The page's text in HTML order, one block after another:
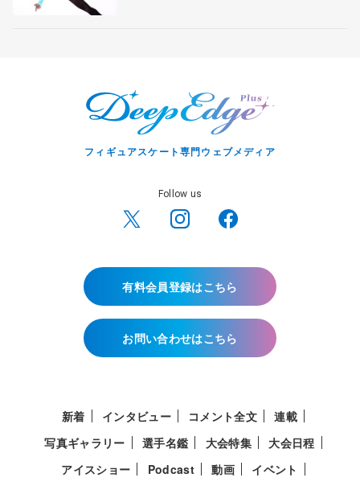
フィギュアスケート専門ウェブメディア
Follow us
有料会員登録はこちら
お問い合わせはこちら
新着 インタビュー コメント全文
連載
写真ギャラリー
選手名鑑 大会特集
大会日程
アイスショー
Podcast 動画 イベント